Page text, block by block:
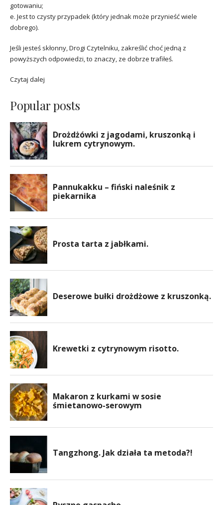
gotowaniu;
e. Jest to czysty przypadek (który jednak może przynieść wiele
dobrego).
Jeśli jesteś skłonny, Drogi Czytelniku, zakreślić choć jedną z
powyższych odpowiedzi, to znaczy, ze dobrze trafiłeś.
Czytaj dalej
Popular posts